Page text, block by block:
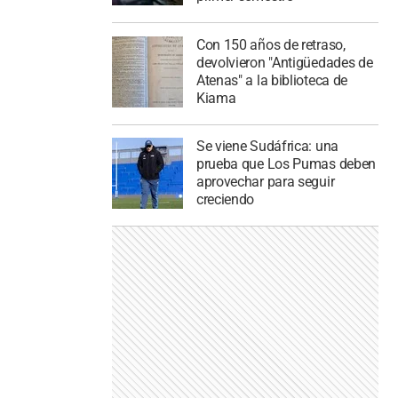
Con 150 años de retraso,
devolvieron "Antigüedades de
Atenas" a la biblioteca de
Kiama
Se viene Sudáfrica: una
prueba que Los Pumas deben
aprovechar para seguir
creciendo